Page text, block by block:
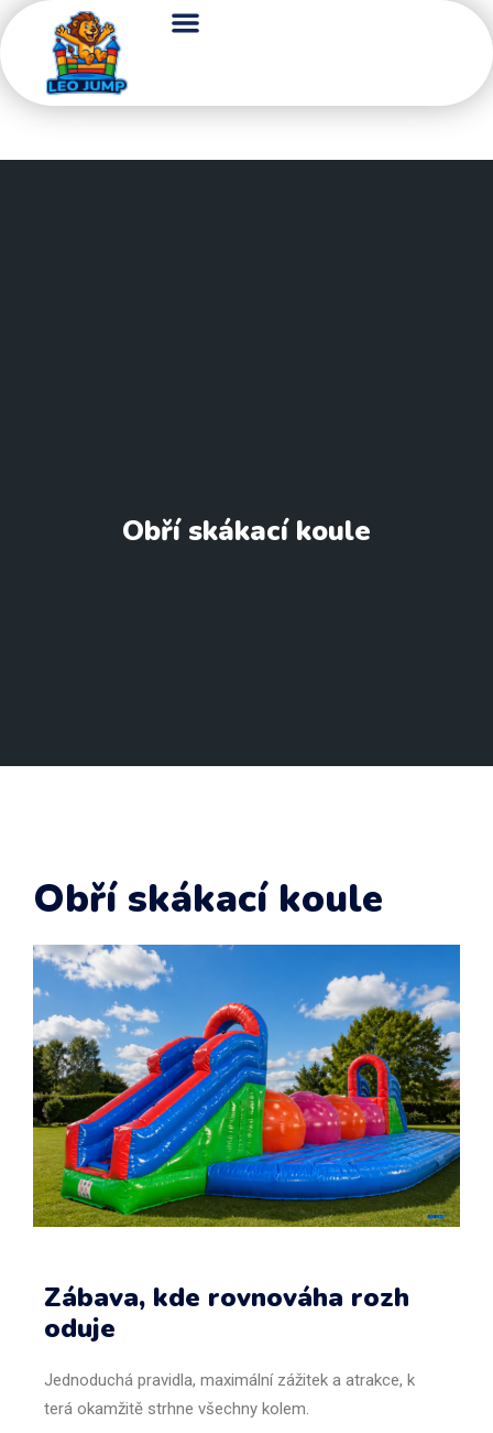
Obří skákací koule
Obří skákací koule
Zábava, kde rovnováha rozh
oduje
Jednoduchá pravidla, maximální zážitek a atrakce, k
terá okamžitě strhne všechny kolem.